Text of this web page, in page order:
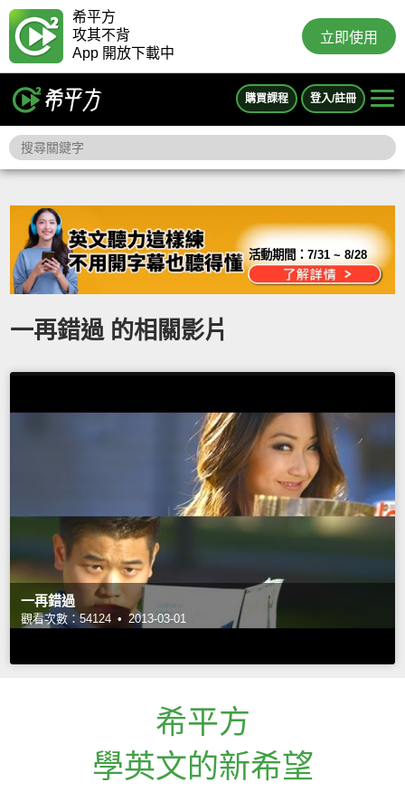
希平方
攻其不背
App 開放下載中
立即使用
購買課程 登入/註冊
活動期間：7/31 ~ 8/28
一再錯過 的相關影片
一再錯過
觀看次數：54124 • 2013-03-01
希平方
學英文的新希望